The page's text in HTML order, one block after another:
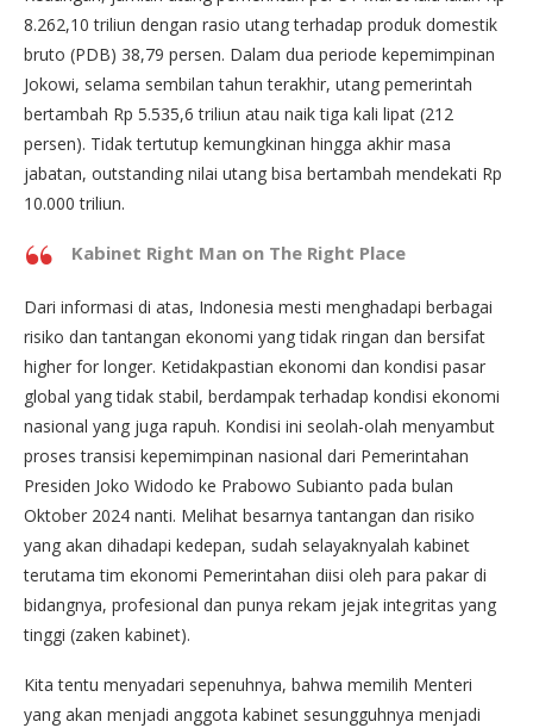
8.262,10 triliun dengan rasio utang terhadap produk domestik
bruto (PDB) 38,79 persen. Dalam dua periode kepemimpinan
Jokowi, selama sembilan tahun terakhir, utang pemerintah
bertambah Rp 5.535,6 triliun atau naik tiga kali lipat (212
persen). Tidak tertutup kemungkinan hingga akhir masa
jabatan, outstanding nilai utang bisa bertambah mendekati Rp
10.000 triliun.
Kabinet Right Man on The Right Place
Dari informasi di atas, Indonesia mesti menghadapi berbagai
risiko dan tantangan ekonomi yang tidak ringan dan bersifat
higher for longer. Ketidakpastian ekonomi dan kondisi pasar
global yang tidak stabil, berdampak terhadap kondisi ekonomi
nasional yang juga rapuh. Kondisi ini seolah-olah menyambut
proses transisi kepemimpinan nasional dari Pemerintahan
Presiden Joko Widodo ke Prabowo Subianto pada bulan
Oktober 2024 nanti. Melihat besarnya tantangan dan risiko
yang akan dihadapi kedepan, sudah selayaknyalah kabinet
terutama tim ekonomi Pemerintahan diisi oleh para pakar di
bidangnya, profesional dan punya rekam jejak integritas yang
tinggi (zaken kabinet).
Kita tentu menyadari sepenuhnya, bahwa memilih Menteri
yang akan menjadi anggota kabinet sesungguhnya menjadi